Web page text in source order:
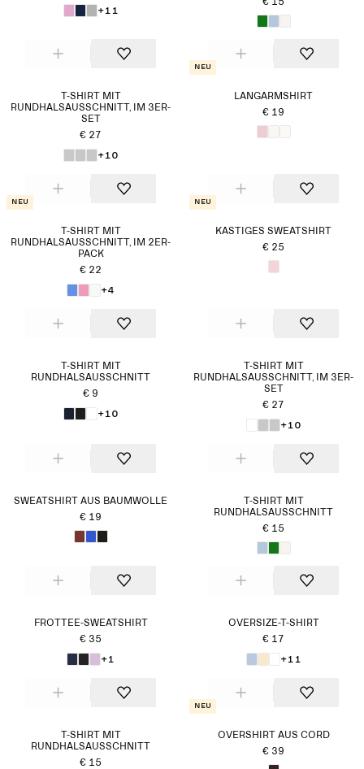
+11
€ 15
T-SHIRT MIT
RUNDHALSAUSSCHNITT, IM 3ER-
SET
€ 27
+10
Neu
LANGARMSHIRT
€ 19
Neu
T-SHIRT MIT
RUNDHALSAUSSCHNITT, IM 2ER-
PACK
€ 22
+4
Neu
KASTIGES SWEATSHIRT
€ 25
T-SHIRT MIT
RUNDHALSAUSSCHNITT
€ 9
+10
T-SHIRT MIT
RUNDHALSAUSSCHNITT, IM 3ER-
SET
€ 27
+10
SWEATSHIRT AUS BAUMWOLLE
€ 19
T-SHIRT MIT
RUNDHALSAUSSCHNITT
€ 15
FROTTEE-SWEATSHIRT
€ 35
+1
OVERSIZE-T-SHIRT
€ 17
+11
T-SHIRT MIT
RUNDHALSAUSSCHNITT
€ 15
Neu
OVERSHIRT AUS CORD
€ 39